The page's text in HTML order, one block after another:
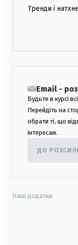
Тренди і
Email -
Будьте в курсі
Перейдіть на
обрати ті, що
інтересам.
ДО
Наші додатки: